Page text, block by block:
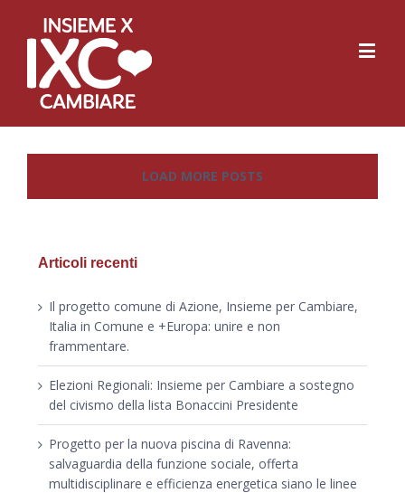
LOAD MORE POSTS
Articoli recenti
Il progetto comune di Azione, Insieme per Cambiare,
Italia in Comune e +Europa: unire e non
frammentare.
Elezioni Regionali: Insieme per Cambiare a sostegno
del civismo della lista Bonaccini Presidente
Progetto per la nuova piscina di Ravenna:
salvaguardia della funzione sociale, offerta
multidisciplinare e efficienza energetica siano le linee